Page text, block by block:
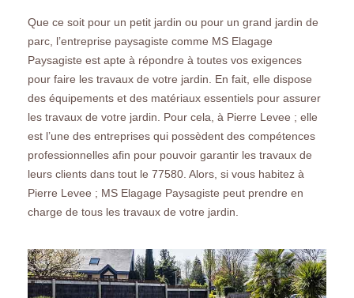
Que ce soit pour un petit jardin ou pour un grand jardin de
parc, l’entreprise paysagiste comme MS Elagage
Paysagiste est apte à répondre à toutes vos exigences
pour faire les travaux de votre jardin. En fait, elle dispose
des équipements et des matériaux essentiels pour assurer
les travaux de votre jardin. Pour cela, à Pierre Levee ; elle
est l’une des entreprises qui possèdent des compétences
professionnelles afin pour pouvoir garantir les travaux de
leurs clients dans tout le 77580. Alors, si vous habitez à
Pierre Levee ; MS Elagage Paysagiste peut prendre en
charge de tous les travaux de votre jardin.